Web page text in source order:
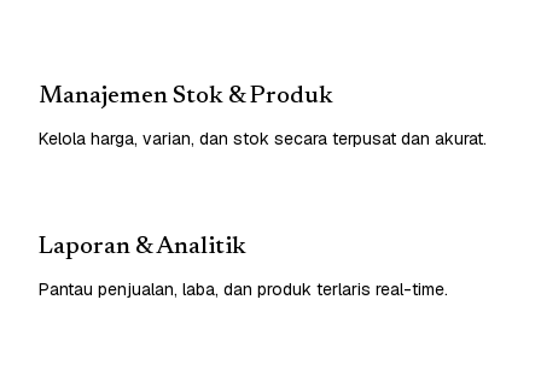
Manajemen Stok & Produk
Kelola harga, varian, dan stok secara terpusat dan akurat.
Laporan & Analitik
Pantau penjualan, laba, dan produk terlaris real-time.